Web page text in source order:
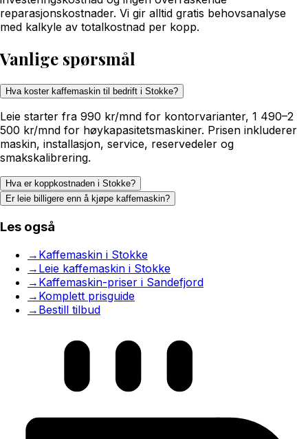
reparasjonskostnader. Vi gir alltid gratis behovsanalyse
med kalkyle av totalkostnad per kopp.
Vanlige spørsmål
Hva koster kaffemaskin til bedrift i Stokke?
Leie starter fra 990 kr/mnd for kontorvarianter, 1 490–2
500 kr/mnd for høykapasitetsmaskiner. Prisen inkluderer
maskin, installasjon, service, reservedeler og
smakskalibrering.
Hva er koppkostnaden i Stokke?
Er leie billigere enn å kjøpe kaffemaskin?
Les også
→ Kaffemaskin i Stokke
→ Leie kaffemaskin i Stokke
→ Kaffemaskin-priser i Sandefjord
→ Komplett prisguide
→ Bestill tilbud